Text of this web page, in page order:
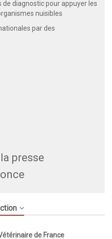
diagnostic pour appuyer les
nuisibles
par des
presse
de France